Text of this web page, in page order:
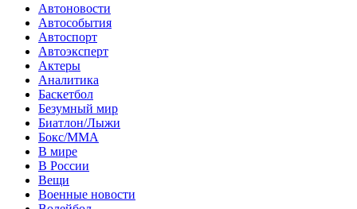
Автоновости
Автособытия
Автоспорт
Автоэксперт
Актеры
Аналитика
Баскетбол
Безумный мир
Биатлон/Лыжи
Бокс/MMA
В мире
В России
Вещи
Военные новости